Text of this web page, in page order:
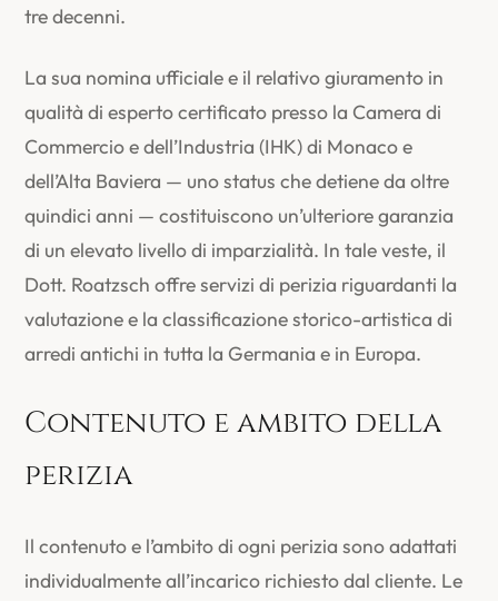
tre decenni.
La sua nomina ufficiale e il relativo giuramento in
qualità di esperto certificato presso la Camera di
Commercio e dell’Industria (IHK) di Monaco e
dell’Alta Baviera — uno status che detiene da oltre
quindici anni — costituiscono un’ulteriore garanzia
di un elevato livello di imparzialità. In tale veste, il
Dott. Roatzsch offre servizi di perizia riguardanti la
valutazione e la classificazione storico-artistica di
arredi antichi in tutta la Germania e in Europa.
Contenuto e ambito della
perizia
Il contenuto e l’ambito di ogni perizia sono adattati
individualmente all’incarico richiesto dal cliente. Le